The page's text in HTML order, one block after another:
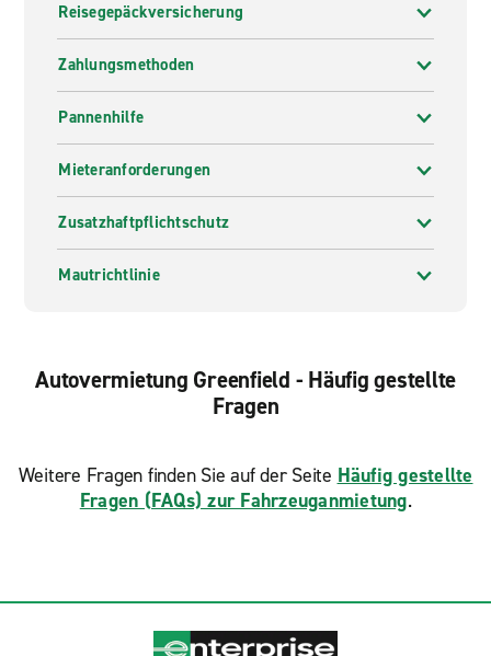
Reisegepäckversicherung
Zahlungsmethoden
Pannenhilfe
Mieteranforderungen
Zusatzhaftpflichtschutz
Mautrichtlinie
Autovermietung Greenfield - Häufig gestellte
Fragen
Weitere Fragen finden Sie auf der Seite Häufig gestellte
Fragen (FAQs) zur Fahrzeuganmietung.